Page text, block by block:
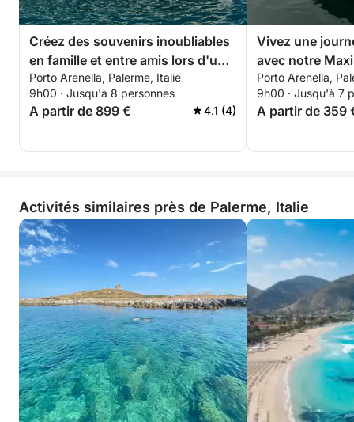
Nous proposons des transferts depuis et vers le port
pour un maximum de 8 personnes dans un rayon de
5 km.
⚓ Location de skipper :
les services d'un skipper professionnel. Détendez-
⏳ Formules de location :
✔ Journée complète
✔ Demi-journée (matin ou après-midi)
⛽ Carburant :
Nos clients dépensent généralement entre 20 et 50
euros en essence. Une station-service est à votre
disposition dans la marina.
Créez des souvenirs inoubliables
en famille et entre amis lors d'une
journée mémorable à bord de
notre Prinz 33 Open !
Porto Arenella, Palerme, Italie
9h00 · Jusqu'à 8 personnes
A partir de 899 € 4.1 (4)
Vivez une
avec notre
équipé de tout
besoin pour
sur le bateau !
Porto Arenella,
9h00 · Jusqu'à 7
A partir de 359
Activités similaires près de Palerme, Italie